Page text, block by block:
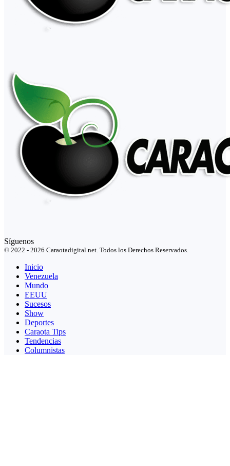
Síguenos
© 2022 - 2026 Caraotadigital.net. Todos los Derechos Reservados.
Inicio
Venezuela
Mundo
EEUU
Sucesos
Show
Deportes
Caraota Tips
Tendencias
Columnistas